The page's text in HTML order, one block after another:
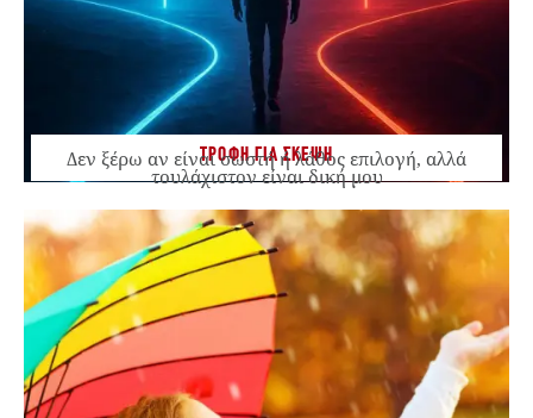
ΤΡΟΦΗ ΓΙΑ ΣΚΕΨΗ
Δεν ξέρω αν είναι σωστή ή λάθος επιλογή, αλλά
τουλάχιστον είναι δική μου